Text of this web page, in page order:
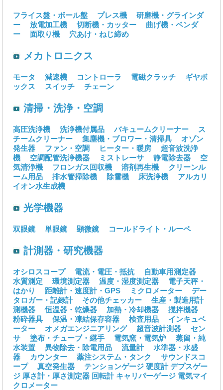
フライス盤・ボール盤 プレス機
研磨機・グラインダ
ー
放電加工機 切断機・カッター
曲げ機・ベンダ
ー
面取り機 穴あけ・ねじ締め
メカトロニクス
モータ 減速機 コントローラ 電磁クラッチ
ギヤボ
ックス
スイッチ チェーン
清掃・洗浄・空調
高圧洗浄機 洗浄機付属品 バキュームクリーナー
ス
チームクリーナー
集塵機・ブロワー・清掃具
オゾン
発生器
ファン・空調 ヒーター・暖房
超音波洗浄
機
空調配管洗浄機器 ミストレーサ 静電除去器
空
気清浄機
フロンガス回収機 溶剤再生機
クリーンル
ーム用品
排水管掃除機 除雪機 床洗浄機
アルカリ
イオン水生成機
光学機器
双眼鏡 単眼鏡 顕微鏡 コールドライト・ルーペ
計測器・研究機器
オシロスコープ 電流・電圧・抵抗
自動車用測定器
水質測定
環境測定器 温度・湿度測定器
電子天秤・
はかり
距離計・速度計・GPS ミクロメーター
デー
タロガー・記録計
その他チェッカー
生産・製造用計
測機器
恒温器・乾燥器 加熱・冷却機器
撹拌機器
粉砕器具
保温・凍結保存容器 検査用品
インキュベ
ーター
オメガエンジニアリング 超音波計測器
セン
サ
塗布・チューブ・継手 電気窯・電気炉
蒸留・純
水装置
異物除去・除電用品 流量計
水準器・水盛
器
カウンター 薬注システム・タンク
サウンドスコ
ープ
真空発生器 テンションゲージ 硬度計 デプスゲー
ジ 厚さ計・厚さ測定器 回転計 キャリパーゲージ 電気マイ
クロメーター